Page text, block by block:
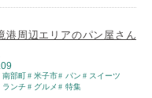
港周辺エリアのパン屋さん
南部町 米子市 パン
スイーツ
ランチ グルメ 特集